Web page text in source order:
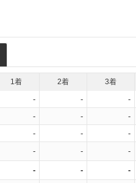
1着 2着 3着
- - -
- - -
- - -
- - -
- - -